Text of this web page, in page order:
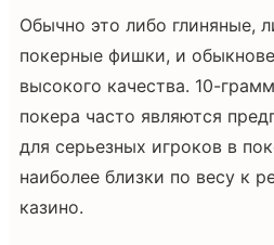
Обычно это либо глиняные,
покерные фишки, и
высокого качества. 10-
покера часто являются
для серьезных игроков в
наиболее близки по весу к
казино.